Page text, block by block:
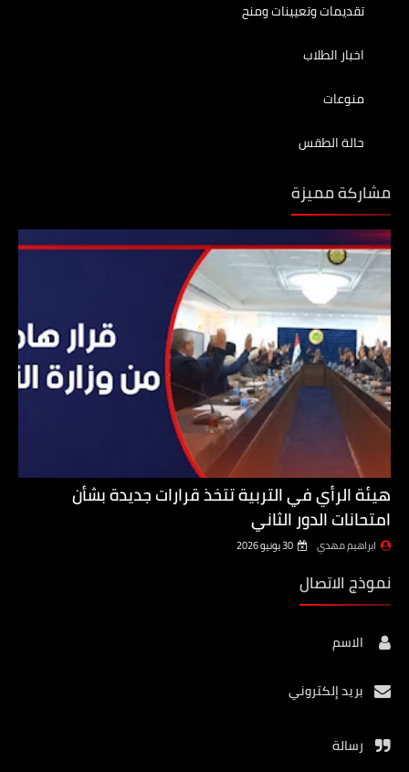
تقديمات وتعيينات ومنح
اخبار الطلاب
منوعات
حالة الطقس
مشاركة مميزة
هيئة الرأي في التربية تتخذ قرارات جديدة بشأن
امتحانات الدور الثاني
ابراهيم مهدي 30 يونيو 2026
نموذج الاتصال
الاسم
بريد إلكتروني
رسالة